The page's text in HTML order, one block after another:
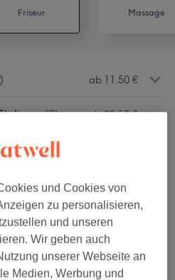
Friseur Massage
) ab 11,50 €
(3) ab 22,50 €
(4
) ab 35 €
) ab 22,50 €
(4) ab 51 €
und Cookies von
zu personalisieren,
und unseren
Wir geben auch
unserer Webseite an
Medien, Werbung und